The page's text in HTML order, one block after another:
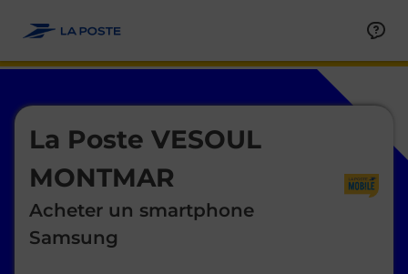
La Poste VESOUL
MONTMAR
Acheter un smartphone
Samsung
Le lien s'ouvre dans un nouvel onglet